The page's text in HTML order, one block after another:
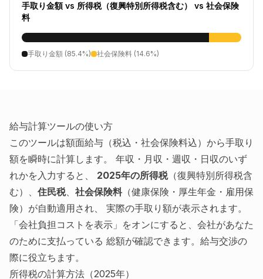
手取り金額vs 所得税（復興特別所得税含む） vs 社会保険
料
手取り金額 (85.4%) 社会保険料 (14.6%)
給与計算ツールの使い方
このツールは額面給与（税込・社会保険料込）から手取り
額を瞬時に計算します。 年収・月収・週収・日収のいず
れかを入力すると、
2025年の所得税（復興特別所得税含
む）、 住民税、 社会保険料（健康保険・厚生年金・雇用保
険）が自動適用され、 実際の手取り額が表示されます。
「会社負担コストを表示」をオンにすると、会社があなた
のために支払っている 総額が確認できます。給与交渉の
際に役立ちます。
所得税の計算方法（2025年）